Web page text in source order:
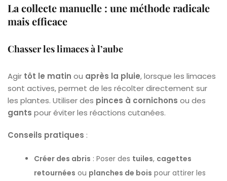
La collecte manuelle : une méthode radicale
mais efficace
Chasser les limaces à l’aube
Agir tôt le matin ou après la pluie, lorsque les limaces
sont actives, permet de les récolter directement sur
les plantes. Utiliser des pinces à cornichons ou des
gants pour éviter les réactions cutanées.
Conseils pratiques :
Créer des abris : Poser des tuiles, cagettes
retournées ou planches de bois pour attirer les